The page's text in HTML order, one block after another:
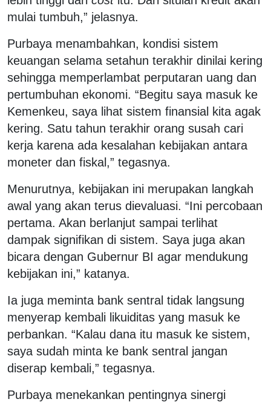
mulai tumbuh,” jelasnya.
Purbaya menambahkan, kondisi sistem
keuangan selama setahun terakhir dinilai kering
sehingga memperlambat perputaran uang dan
pertumbuhan ekonomi. “Begitu saya masuk ke
Kemenkeu, saya lihat sistem finansial kita agak
kering. Satu tahun terakhir orang susah cari
kerja karena ada kesalahan kebijakan antara
moneter dan fiskal,” tegasnya.
Menurutnya, kebijakan ini merupakan langkah
awal yang akan terus dievaluasi. “Ini percobaan
pertama. Akan berlanjut sampai terlihat
dampak signifikan di sistem. Saya juga akan
bicara dengan Gubernur BI agar mendukung
kebijakan ini,” katanya.
Ia juga meminta bank sentral tidak langsung
menyerap kembali likuiditas yang masuk ke
perbankan. “Kalau dana itu masuk ke sistem,
saya sudah minta ke bank sentral jangan
diserap kembali,” tegasnya.
Purbaya menekankan pentingnya sinergi